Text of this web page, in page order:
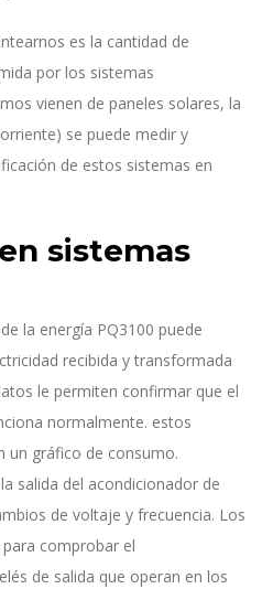
es la cantidad de
por los sistemas
vienen de paneles solares, la
se puede medir y
de estos sistemas en
sistemas
la energía PQ3100 puede
recibida y transformada
le permiten confirmar que el
normalmente. estos
un gráfico de consumo.
salida del acondicionador de
de voltaje y frecuencia. Los
comprobar el
de salida que operan en los